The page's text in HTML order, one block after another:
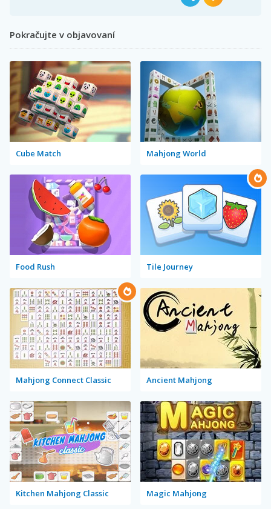
Pokračujte v objavovaní
Cube Match Mahjong World
Food Rush Tile Journey
Mahjong Connect Classic Ancient Mahjong
Kitchen Mahjong Classic Magic Mahjong